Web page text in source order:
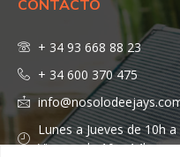
CONTACTO
+ 34 93 668 88 23
+ 34 600 370 475
Lunes a Jueves de 10h a
Viernes de 10 a 14h